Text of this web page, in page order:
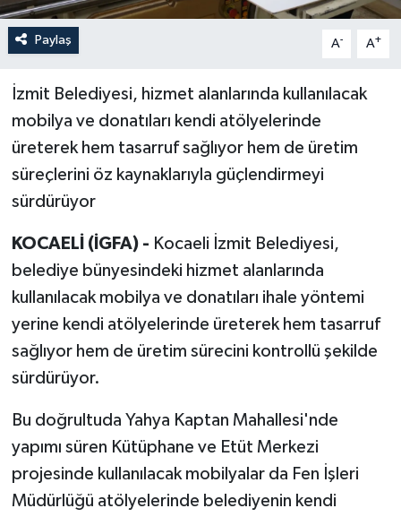
Paylaş A- A+
İzmit Belediyesi, hizmet alanlarında kullanılacak
mobilya ve donatıları kendi atölyelerinde
üreterek hem tasarruf sağlıyor hem de üretim
süreçlerini öz kaynaklarıyla güçlendirmeyi
sürdürüyor
KOCAELİ (İGFA) - Kocaeli İzmit Belediyesi,
belediye bünyesindeki hizmet alanlarında
kullanılacak mobilya ve donatıları ihale yöntemi
yerine kendi atölyelerinde üreterek hem tasarruf
sağlıyor hem de üretim sürecini kontrollü şekilde
sürdürüyor.
Bu doğrultuda Yahya Kaptan Mahallesi'nde
yapımı süren Kütüphane ve Etüt Merkezi
projesinde kullanılacak mobilyalar da Fen İşleri
Müdürlüğü atölyelerinde belediyenin kendi